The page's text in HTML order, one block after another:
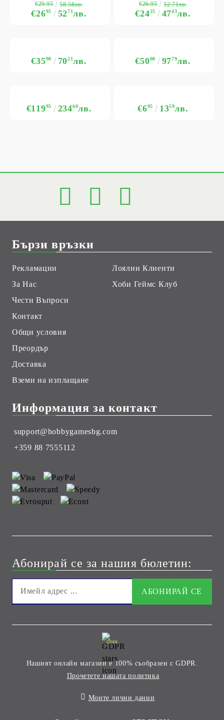
€2695 5271лв.
€29.95 58.58лв.
€2425 4743лв.
€26.95 52.71лв.
€3590 7021лв. €5000 9779лв.
€11995 23460лв. €695 1359лв.
Бързи връзки
Рекламации
За Нас
Чести Въпроси
Контакт
Общи условия
Преордър
Доставка
Вземи на изплащане
Лоялни Клиенти
Хоби Геймс Клуб
Информация за контакт
support@hobbygamesbg.com
+359 88 7555112
Абонирай се за нашия бюлетин:
GDPR
Нашият онлайн магазин е 100% съобразен с GDPR.
Прочетете нашата политика
Моите лични данни